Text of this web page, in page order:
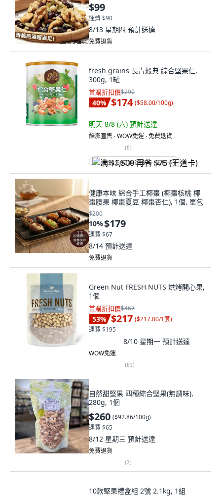
$99
運費 $90
8/13 星期四 預計送達
免費退貨
fresh grains 長青穀典 綜合堅果仁,
300g, 1罐
首購折扣價$290
40% $174 ($58.00/100g)
明天 8/8 (六) 預計送達
酷澎直售 ∙ WOW免運 ∙ 免費退貨
(8)
满 $1,500 再省 $75 (王道卡)
健康本味 綜合手工椰棗 (椰棗核桃 椰
棗腰果 椰棗夏豆 椰棗杏仁), 1個, 單包
$200
10%$179
運費 $67
8/14 預計送達
免費退貨
Green Nut FRESH NUTS 烘烤開心果,
1個
首購折扣價$467
53% $217 ($217.00/1套)
運費 $195
8/10 星期一 預計送達
WOW免運
(61)
自然甜堅果 四種綜合堅果(無調味),
280g, 1個
$260 ($92.86/100g)
運費 $65
8/12 星期三 預計送達
免費退貨
(2)
10款堅果禮盒組 2號 2.1kg, 1組